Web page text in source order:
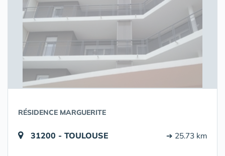
RÉSIDENCE MARGUERITE
31200 - TOULOUSE ➔ 25.73 km